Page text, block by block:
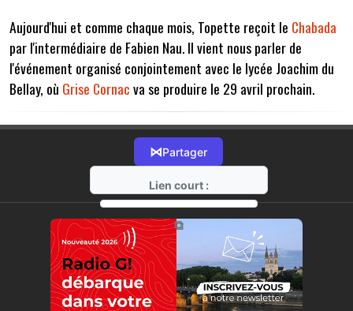
Aujourd'hui et comme chaque mois, Topette reçoit le Chabada
par l'intermédiaire de Fabien Nau. Il vient nous parler de
l'événement organisé conjointement avec le lycée Joachim du
Bellay, où Grise Cornacva se produire le 29 avril prochain.
⋈Partager
Lien court :
https://radio-g.fr?8162
⧉